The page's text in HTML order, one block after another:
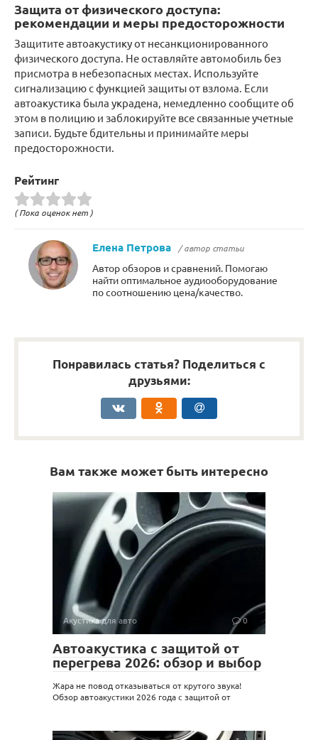
Защита от физического доступа:
рекомендации и меры предосторожности
Защитите автоакустику от несанкционированного
физического доступа. Не оставляйте автомобиль без
присмотра в небезопасных местах. Используйте
сигнализацию с функцией защиты от взлома. Если
автоакустика была украдена, немедленно сообщите об
этом в полицию и заблокируйте все связанные учетные
записи. Будьте бдительны и принимайте меры
предосторожности.
Рейтинг
( Пока оценок нет )
Елена Петрова / автор статьи
Автор обзоров и сравнений. Помогаю
найти оптимальное аудиооборудование
по соотношению цена/качество.
Понравилась статья? Поделиться с
друзьями:
Вам также может быть интересно
Акустика для авто 0
Автоакустика с защитой от
перегрева 2026: обзор и выбор
Жара не повод отказываться от крутого звука!
Обзор автоакустики 2026 года с защитой от